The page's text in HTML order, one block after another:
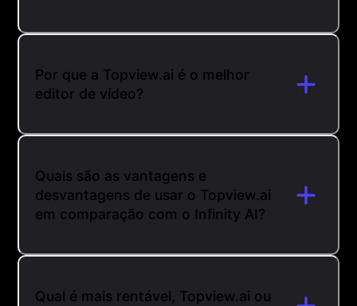
Por que a Topview.ai é o melhor
editor de vídeo?
Quais são as vantagens e
desvantagens de usar o Topview.ai
em comparação com o Infinity AI?
Qual é mais rentável, Topview.ai ou